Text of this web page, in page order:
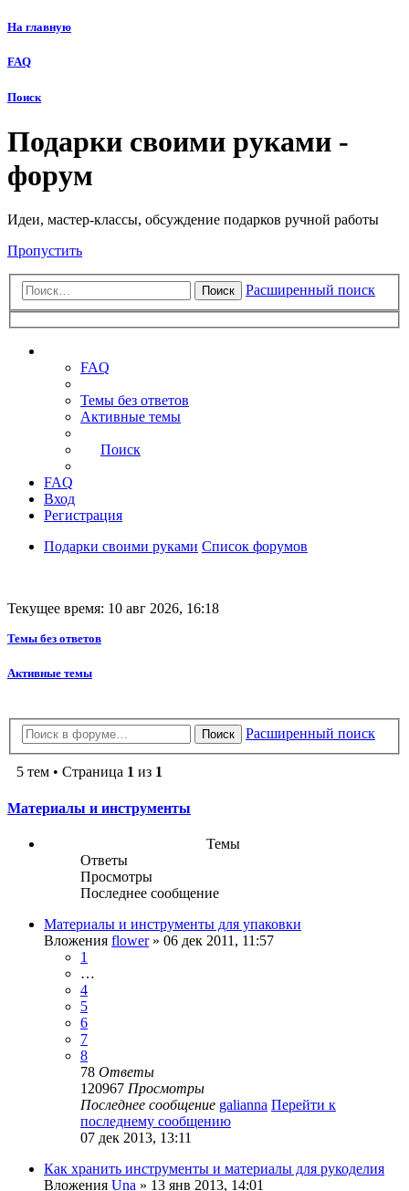
На главную
FAQ
Поиск
Подарки своими руками -
форум
Идеи, мастер-классы, обсуждение подарков ручной работы
Пропустить
Поиск Расширенный поиск
FAQ
Темы без ответов
Активные темы
Поиск
FAQ
Вход
Регистрация
Подарки своими руками Список форумов
Текущее время: 10 авг 2026, 16:18
Темы без ответов
Активные темы
Поиск Расширенный поиск
5 тем • Страница 1 из 1
Материалы и инструменты
Темы
Ответы
Просмотры
Последнее сообщение
Материалы и инструменты для упаковки
Вложения flower» 06 дек 2011, 11:57
1
…
4
5
6
7
8
78 Ответы
120967 Просмотры
Последнее сообщение galianna Перейти к
последнему сообщению
07 дек 2013, 13:11
Как хранить инструменты и материалы для рукоделия
Вложения Una » 13 янв 2013, 14:01